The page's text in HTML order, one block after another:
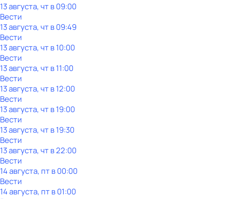
13 августа, чт в 09:00
Вести
13 августа, чт в 09:49
Вести
13 августа, чт в 10:00
Вести
13 августа, чт в 11:00
Вести
13 августа, чт в 12:00
Вести
13 августа, чт в 19:00
Вести
13 августа, чт в 19:30
Вести
13 августа, чт в 22:00
Вести
14 августа, пт в 00:00
Вести
14 августа, пт в 01:00